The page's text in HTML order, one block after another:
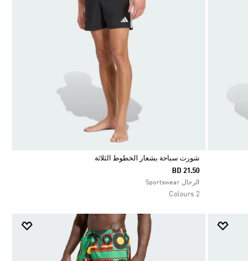
Selected
شورت سباحة بشعار الخطوط الثلاثة
BD 21.50
الرجال Sportswear
2 Colours